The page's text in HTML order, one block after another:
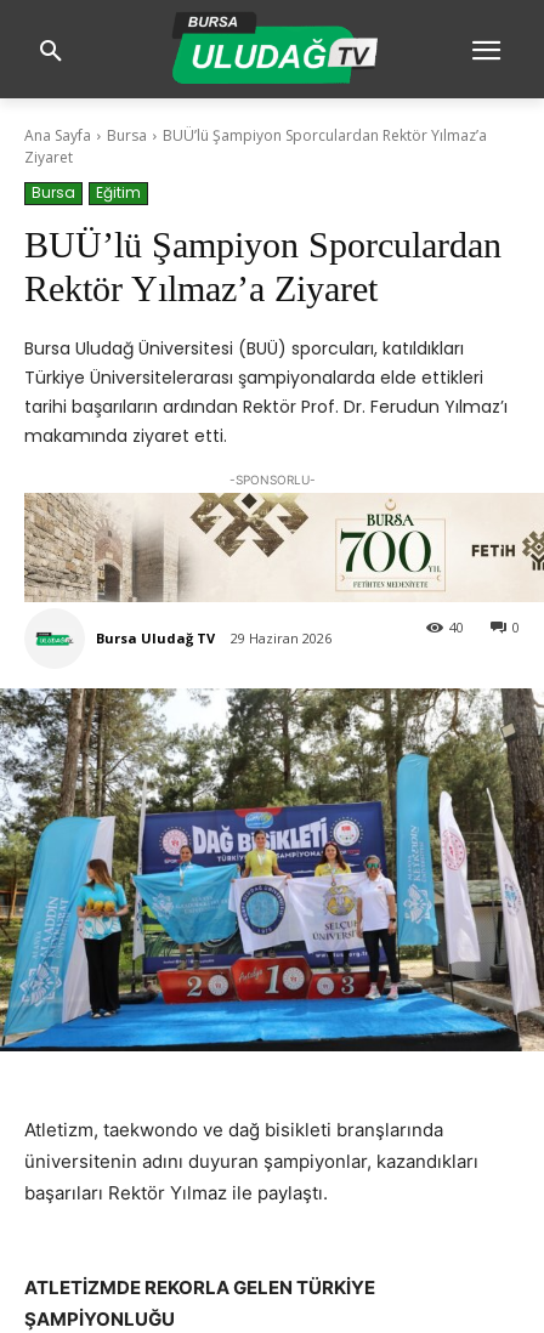
Ana Sayfa Bursa
BUÜ’lü Şampiyon Sporculardan Rektör Yılmaz’a
Ziyaret
Bursa
Eğitim
BUÜ’lü Şampiyon Sporculardan
Rektör Yılmaz’a Ziyaret
Bursa Uludağ Üniversitesi (BUÜ) sporcuları, katıldıkları
Türkiye Üniversitelerarası şampiyonalarda elde ettikleri
tarihi başarıların ardından Rektör Prof. Dr. Ferudun Yılmaz’ı
makamında ziyaret etti.
-SPONSORLU-
Bursa Uludağ TV 29 Haziran 2026
0
40
Atletizm, taekwondo ve dağ bisikleti branşlarında
üniversitenin adını duyuran şampiyonlar, kazandıkları
başarıları Rektör Yılmaz ile paylaştı.
ATLETİZMDE REKORLA GELEN TÜRKİYE
ŞAMPİYONLUĞU